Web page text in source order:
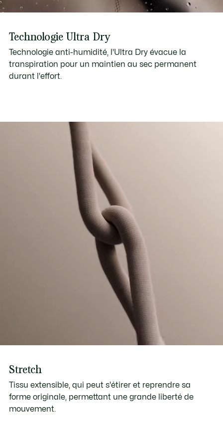
Technologie Ultra Dry
Technologie anti-humidité, l'Ultra Dry évacue la
transpiration pour un maintien au sec permanent
durant l'effort.
Stretch
Tissu extensible, qui peut s'étirer et reprendre sa
forme originale, permettant une grande liberté de
mouvement.